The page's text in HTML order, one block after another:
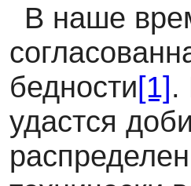
В наше
бедности[1].
удастся